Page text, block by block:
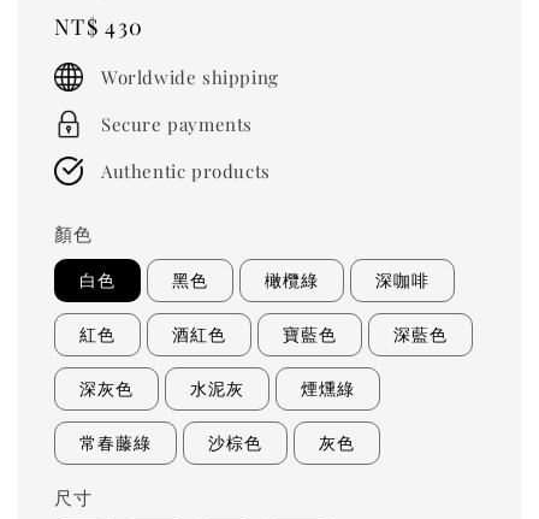
Regular
price
NT$ 430
Worldwide shipping
Secure payments
Authentic products
顏色
白色 黑色 橄欖綠 深咖啡
紅色 酒紅色 寶藍色 深藍色
深灰色 水泥灰 煙燻綠
常春藤綠 沙棕色 灰色
尺寸